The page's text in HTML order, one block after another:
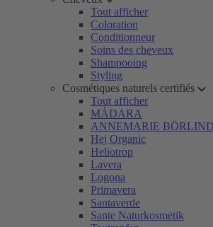
Tout afficher
Coloration
Conditionneur
Soins des cheveux
Shampooing
Styling
Cosmétiques naturels certifiés
Tout afficher
MÁDARA
ANNEMARIE BÖRLIND
Hej Organic
Heliotrop
Lavera
Logona
Primavera
Santaverde
Sante Naturkosmetik